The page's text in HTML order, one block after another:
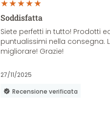
Soddisfatta
Siete perfetti in tutto! Prodotti
puntualissimi nella consegna.
migliorare! Grazie!
27/11/2025
Recensione verificata